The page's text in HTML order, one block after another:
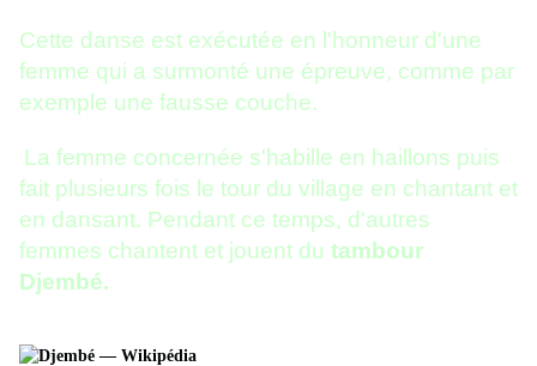
Cette danse est exécutée en l'honneur d'une
femme qui a surmonté une épreuve, comme par
exemple une fausse couche.
La femme concernée s'habille en haillons puis
fait plusieurs fois le tour du village en chantant et
en dansant. Pendant ce temps, d'autres
femmes chantent et jouent du tambour
Djembé.